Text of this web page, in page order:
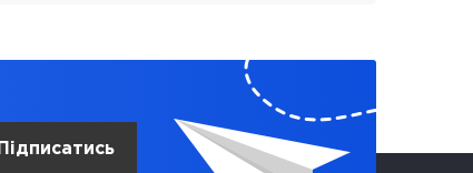
Підписатись